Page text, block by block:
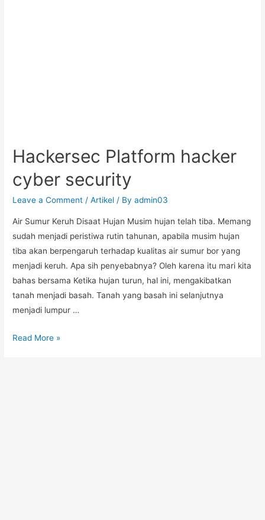
Hackersec Platform hacker
cyber security
Leave a Comment /Artikel / Byadmin03
Air Sumur Keruh Disaat Hujan Musim hujan telah tiba. Memang
sudah menjadi peristiwa rutin tahunan, apabila musim hujan
tiba akan berpengaruh terhadap kualitas air sumur bor yang
menjadi keruh. Apa sih penyebabnya? Oleh karena itu mari kita
bahas bersama Ketika hujan turun, hal ini, mengakibatkan
tanah menjadi basah. Tanah yang basah ini selanjutnya
menjadi lumpur …
Read More »